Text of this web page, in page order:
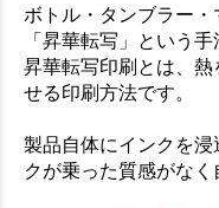
ボトル・タンブラー・
「昇華転写」という手
昇華転写印刷とは、
せる印刷方法です。
製品自体にインクを
クが乗った質感がなく